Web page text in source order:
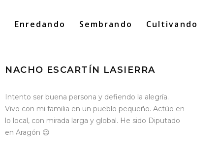
Enredando Sembrando Cultivando
Search
NACHO ESCARTÍN LASIERRA
Intento ser buena persona y defiendo la alegría.
Vivo con mi familia en un pueblo pequeño. Actúo en
lo local, con mirada larga y global. He sido Diputado
en Aragón 😉